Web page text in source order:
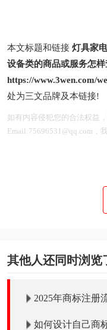
本文标题和链接 灯具家
设备类的商品或服务怎样
https://www.3wen.com/
处为三文品牌及本链接!
如有内容侵犯您的合法权益
Email:75696531@qq.com，
其他人还同时浏览
2025年商标注册
如何设计自己商